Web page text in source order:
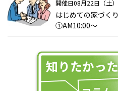
開催日08月22日（土）
はじめての家づく
①AM10:00～
～ ④PM2:00